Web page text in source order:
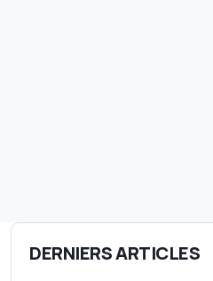
DERNIERS ARTICLES